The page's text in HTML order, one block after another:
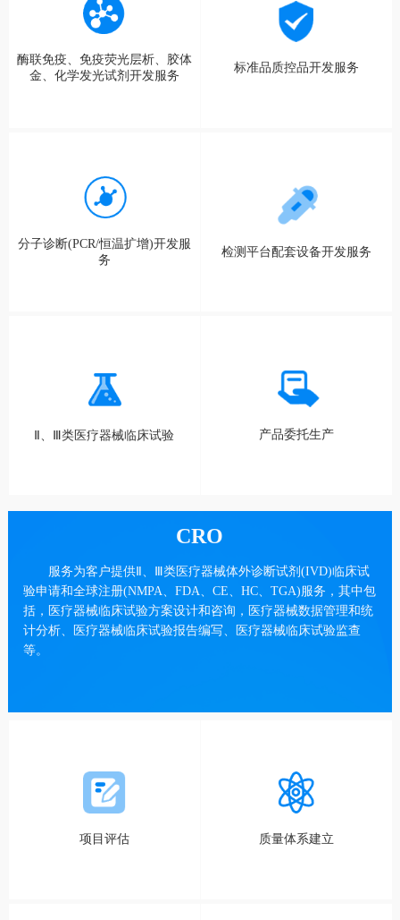
酶联免疫、免疫荧光层析、胶体
金、化学发光试剂开发服务
标准品质控品开发服务
分子诊断(PCR/恒温扩增)开发服
务
检测平台配套设备开发服务
Ⅱ、Ⅲ类医疗器械临床试验 产品委托生产
CRO
服务为客户提供Ⅱ、Ⅲ类医疗器械体外诊断试剂(IVD)临床试
验申请和全球注册(NMPA、FDA、CE、HC、TGA)服务，其中包
括，医疗器械临床试验方案设计和咨询，医疗器械数据管理和统
计分析、医疗器械临床试验报告编写、医疗器械临床试验监查
等。
项目评估 质量体系建立